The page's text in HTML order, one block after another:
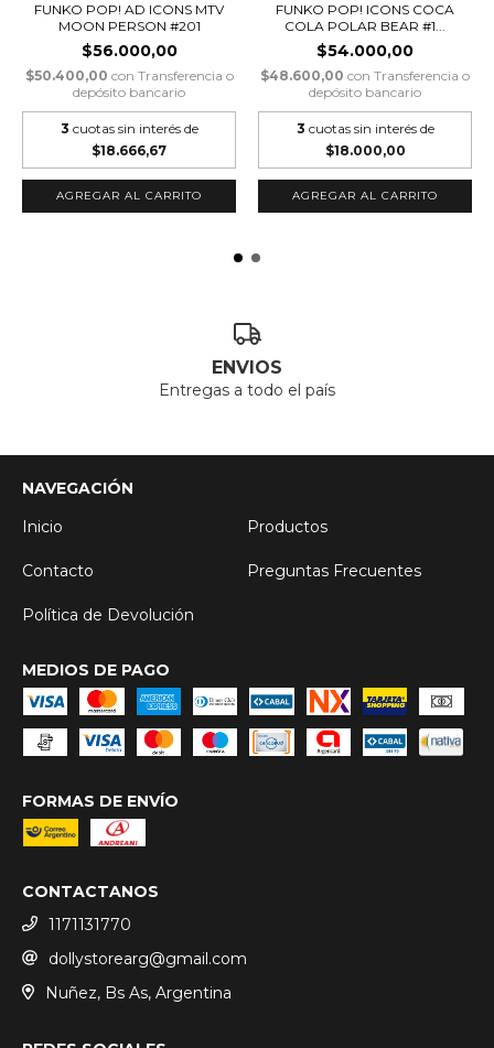
FUNKO POP! AD ICONS MTV
MOON PERSON #201
$56.000,00
$50.400,00 con Transferencia o
depósito bancario
3 cuotas sin interés de
$18.666,67
FUNKO POP! ICONS COCA
COLA POLAR BEAR #1...
$54.000,00
$48.600,00 con Transferencia o
depósito bancario
3 cuotas sin interés de
$18.000,00
ENVIOS
Entregas a todo el país
NAVEGACIÓN
Inicio
Productos
Contacto Preguntas Frecuentes
Política de Devolución
MEDIOS DE PAGO
FORMAS DE ENVÍO
CONTACTANOS
1171131770
dollystorearg@gmail.com
Nuñez, Bs As, Argentina